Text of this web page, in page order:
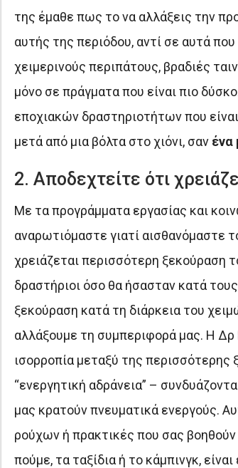
της έμαθε πως το να αλλάξεις την
αυτής της περιόδου, αντί σε αυτά
χειμερινούς περιπάτους, βραδιές
μόνο σε πράγματα που είναι πιο
εποχιακών δραστηριοτήτων που
μετά από μια βόλτα στο χιόνι, σαν ένα
2. Αποδεχτείτε ότι
Με τα προγράμματα εργασίας και
αναρωτιόμαστε γιατί αισθανόμαστε
χρειάζεται περισσότερη ξεκούραση
δραστήριοι όσο θα ήσασταν κατά
ξεκούραση κατά τη διάρκεια του
αλλάξουμε τη συμπεριφορά μας. Η Δρ
ισορροπία μεταξύ της περισσότερης
“ενεργητική αδράνεια” –
μας κρατούν πνευματικά ενεργούς.
ρούχων ή πρακτικές που σας βοηθούν
πούμε, τα ταξίδια ή το κάμπινγκ,